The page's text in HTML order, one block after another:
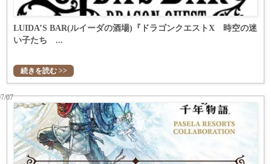
LUIDA’S BAR(ルイーダの酒場)『ドラゴンクエストX 時空の迷
い子たち ...
続きを読む >>
07